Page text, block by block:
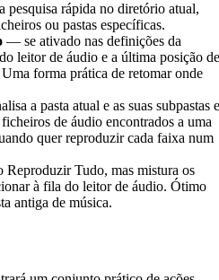
rápida no diretório atual,
ou pastas específicas.
— se ativado nas definições da
leitor de áudio e a última posição de
forma prática de retomar onde
a pasta atual e as suas subpastas e
de áudio encontrados a uma
quer reproduzir cada faixa num
Tudo, mas mistura os
à fila do leitor de áudio. Ótimo
antiga de música.